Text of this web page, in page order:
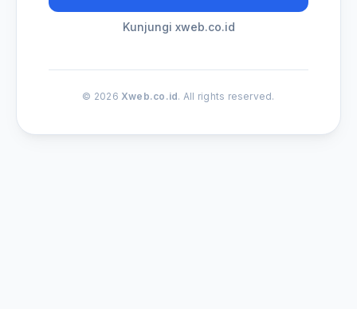
Kunjungi xweb.co.id
© 2026 Xweb.co.id. All rights reserved.